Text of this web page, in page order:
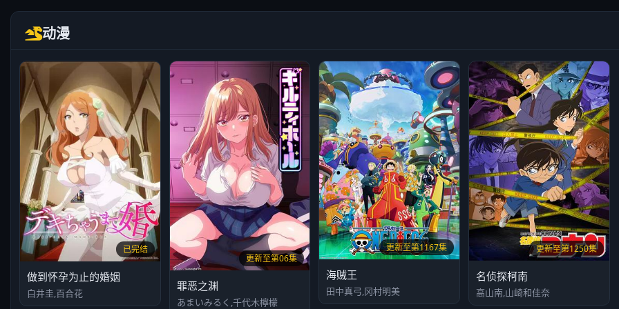
动漫
已完结
做到怀孕为止的婚姻
白井圭,百合花
更新至第06集
罪恶之渊
あまいみるく,千代木檸檬
更新至第1167集
海贼王
田中真弓,冈村明美
更新至第1250集
名侦探柯南
高山南,山崎和佳奈